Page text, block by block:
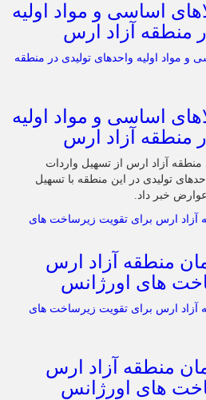
اساسی و مواد اولیه
منطقه آزاد ارس
اساسی و مواد اولیه
منطقه آزاد ارس
آزاد ارس از تسهیل واردات
تولیدی در این منطقه با تسهیل
خبر داد.
منطقه آزاد ارس
های اورژانس
منطقه آزاد ارس
های اورژانس